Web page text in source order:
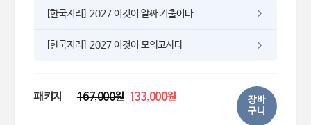
[한국지리] 2027 이것이 알짜 기출이다
[한국지리] 2027 이것이 모의고사다
패키지 167,000원 133,000원
장바
구니